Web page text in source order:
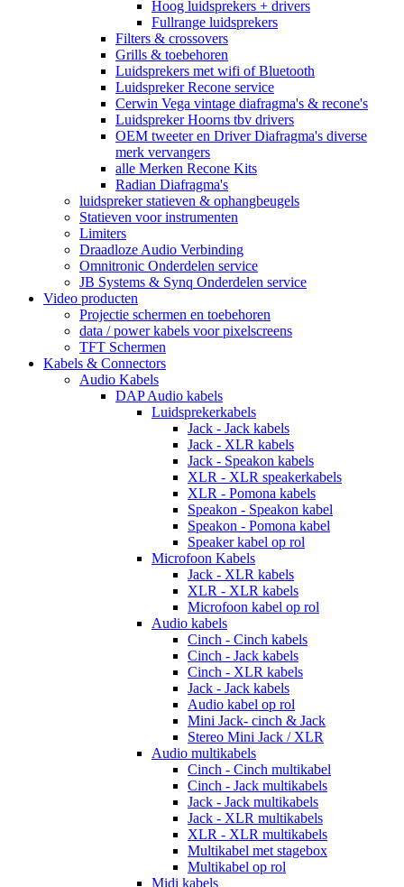
Hoog luidsprekers + drivers
Fullrange luidsprekers
Filters & crossovers
Grills & toebehoren
Luidsprekers met wifi of Bluetooth
Luidspreker Recone service
Cerwin Vega vintage diafragma's & recone's
Luidspreker Hoorns tbv drivers
OEM tweeter en Driver Diafragma's diverse
merk vervangers
alle Merken Recone Kits
Radian Diafragma's
luidspreker statieven & ophangbeugels
Statieven voor instrumenten
Limiters
Draadloze Audio Verbinding
Omnitronic Onderdelen service
JB Systems & Synq Onderdelen service
Video producten
Projectie schermen en toebehoren
data / power kabels voor pixelscreens
TFT Schermen
Kabels & Connectors
Audio Kabels
DAP Audio kabels
Luidsprekerkabels
Jack - Jack kabels
Jack - XLR kabels
Jack - Speakon kabels
XLR - XLR speakerkabels
XLR - Pomona kabels
Speakon - Speakon kabel
Speakon - Pomona kabel
Speaker kabel op rol
Microfoon Kabels
Jack - XLR kabels
XLR - XLR kabels
Microfoon kabel op rol
Audio kabels
Cinch - Cinch kabels
Cinch - Jack kabels
Cinch - XLR kabels
Jack - Jack kabels
Audio kabel op rol
Mini Jack- cinch & Jack
Stereo Mini Jack / XLR
Audio multikabels
Cinch - Cinch multikabel
Cinch - Jack multikabels
Jack - Jack multikabels
Jack - XLR multikabels
XLR - XLR multikabels
Multikabel met stagebox
Multikabel op rol
Midi kabels